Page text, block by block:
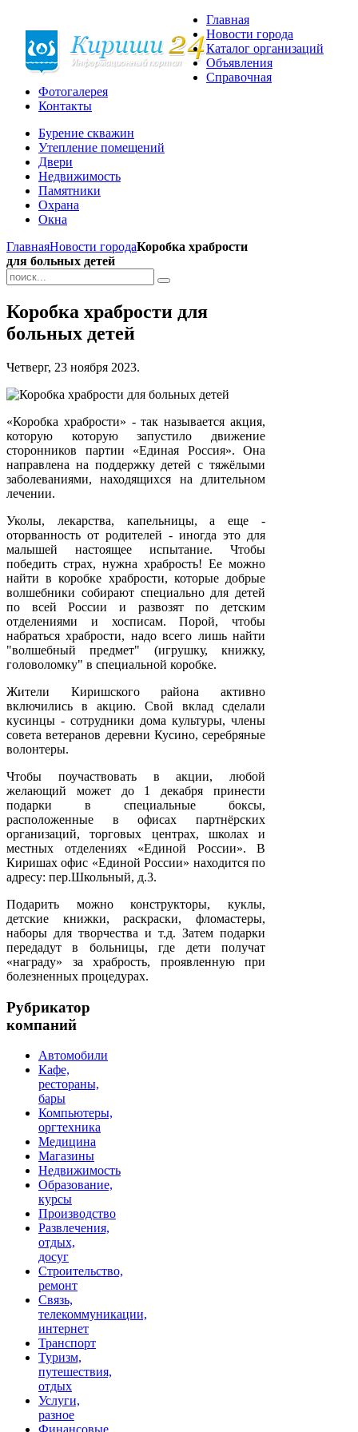
Главная
Новости города
Каталог организаций
Объявления
Справочная
Фотогалерея
Контакты
Бурение скважин
Утепление помещений
Двери
Недвижимость
Памятники
Охрана
Окна
ГлавнаяНовости городаКоробка храбрости
для больных детей
Коробка храбрости для
больных детей
Четверг, 23 ноября 2023.
«Коробка храбрости» - так называется акция,
которую которую запустило движение
сторонников партии «Единая Россия». Она
направлена на поддержку детей с тяжёлыми
заболеваниями, находящихся на длительном
лечении.
Уколы, лекарства, капельницы, а еще -
оторванность от родителей - иногда это для
малышей настоящее испытание. Чтобы
победить страх, нужна храбрость! Ее можно
найти в коробке храбрости, которые добрые
волшебники собирают специально для детей
по всей России и развозят по детским
отделениями и хосписам. Порой, чтобы
набраться храбрости, надо всего лишь найти
"волшебный предмет" (игрушку, книжку,
головоломку" в специальной коробке.
Жители Киришского района активно
включились в акцию. Свой вклад сделали
кусинцы - сотрудники дома культуры, члены
совета ветеранов деревни Кусино, серебряные
волонтеры.
Чтобы поучаствовать в акции, любой
желающий может до 1 декабря принести
подарки в специальные боксы,
расположенные в офисах партнёрских
организаций, торговых центрах, школах и
местных отделениях «Единой России». В
Киришах офис «Единой России» находится по
адресу: пер.Школьный, д.3.
Подарить можно конструкторы, куклы,
детские книжки, раскраски, фломастеры,
наборы для творчества и т.д. Затем подарки
передадут в больницы, где дети получат
«награду» за храбрость, проявленную при
болезненных процедурах.
Рубрикатор
компаний
Автомобили
Кафе,
рестораны,
бары
Компьютеры,
оргтехника
Медицина
Магазины
Недвижимость
Образование,
курсы
Производство
Развлечения,
отдых,
досуг
Строительство,
ремонт
Связь,
телекоммуникации,
интернет
Транспорт
Туризм,
путешествия,
отдых
Услуги,
разное